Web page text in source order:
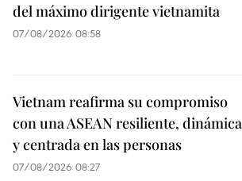
del máximo dirigente vietnamita
07/08/2026 08:58
Vietnam reafirma su compromiso
con una ASEAN resiliente, dinámica
y centrada en las personas
07/08/2026 08:27